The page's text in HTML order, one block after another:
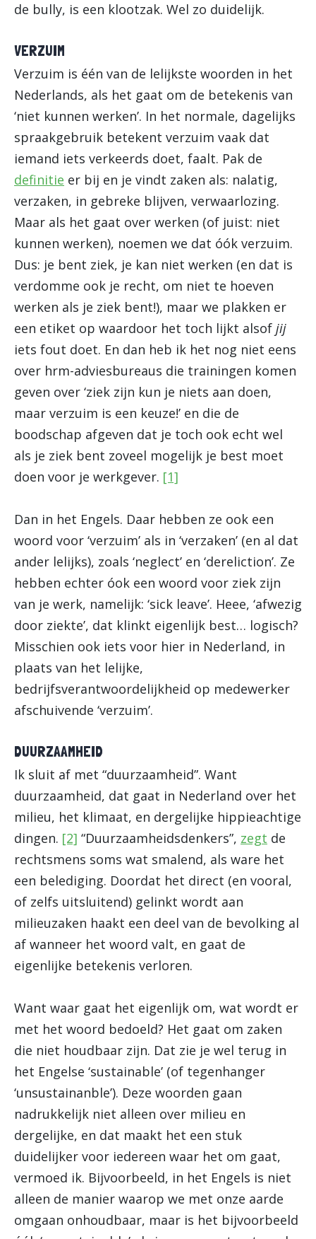
de bully, is een klootzak. Wel zo duidelijk.
VERZUIM
Verzuim is één van de lelijkste woorden in het
Nederlands, als het gaat om de betekenis van
‘niet kunnen werken’. In het normale, dagelijks
spraakgebruik betekent verzuim vaak dat
iemand iets verkeerds doet, faalt. Pak de
definitie er bij en je vindt zaken als: nalatig,
verzaken, in gebreke blijven, verwaarlozing.
Maar als het gaat over werken (of juist: niet
kunnen werken), noemen we dat óók verzuim.
Dus: je bent ziek, je kan niet werken (en dat is
verdomme ook je recht, om niet te hoeven
werken als je ziek bent!), maar we plakken er
een etiket op waardoor het toch lijkt alsof jij
iets fout doet. En dan heb ik het nog niet eens
over hrm-adviesbureaus die trainingen komen
geven over ‘ziek zijn kun je niets aan doen,
maar verzuim is een keuze!’ en die de
boodschap afgeven dat je toch ook echt wel
als je ziek bent zoveel mogelijk je best moet
doen voor je werkgever. [1]
Dan in het Engels. Daar hebben ze ook een
woord voor ‘verzuim’ als in ‘verzaken’ (en al dat
ander lelijks), zoals ‘neglect’ en ‘dereliction’. Ze
hebben echter óok een woord voor ziek zijn
van je werk, namelijk: ‘sick leave’. Heee, ‘afwezig
door ziekte’, dat klinkt eigenlijk best… logisch?
Misschien ook iets voor hier in Nederland, in
plaats van het lelijke,
bedrijfsverantwoordelijkheid op medewerker
afschuivende ‘verzuim’.
DUURZAAMHEID
Ik sluit af met “duurzaamheid”. Want
duurzaamheid, dat gaat in Nederland over het
milieu, het klimaat, en dergelijke hippieachtige
dingen. [2] “Duurzaamheidsdenkers”, zegt de
rechtsmens soms wat smalend, als ware het
een belediging. Doordat het direct (en vooral,
of zelfs uitsluitend) gelinkt wordt aan
milieuzaken haakt een deel van de bevolking al
af wanneer het woord valt, en gaat de
eigenlijke betekenis verloren.
Want waar gaat het eigenlijk om, wat wordt er
met het woord bedoeld? Het gaat om zaken
die niet houdbaar zijn. Dat zie je wel terug in
het Engelse ‘sustainable’ (of tegenhanger
‘unsustainanble’). Deze woorden gaan
nadrukkelijk niet alleen over milieu en
dergelijke, en dat maakt het een stuk
duidelijker voor iedereen waar het om gaat,
vermoed ik. Bijvoorbeeld, in het Engels is niet
alleen de manier waarop we met onze aarde
omgaan onhoudbaar, maar is het bijvoorbeeld